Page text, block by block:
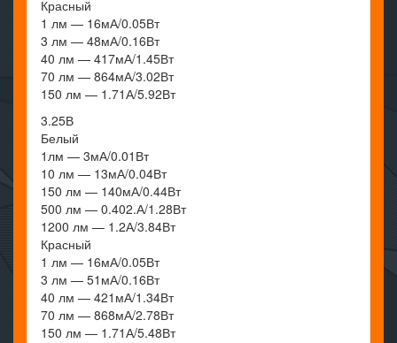
Красный
1 лм — 16мА/0.05Вт
3 лм — 48мА/0.16Вт
40 лм — 417мА/1.45Вт
70 лм — 864мА/3.02Вт
150 лм — 1.71А/5.92Вт
3.25В
Белый
1лм — 3мА/0.01Вт
10 лм — 13мА/0.04Вт
150 лм — 140мА/0.44Вт
500 лм — 0.402.А/1.28Вт
1200 лм — 1.2А/3.84Вт
Красный
1 лм — 16мА/0.05Вт
3 лм — 51мА/0.16Вт
40 лм — 421мА/1.34Вт
70 лм — 868мА/2.78Вт
150 лм — 1.71А/5.48Вт